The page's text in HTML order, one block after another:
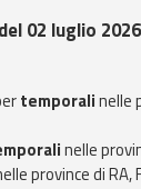
02 luglio
temporalinelle
nelle
province di RA,